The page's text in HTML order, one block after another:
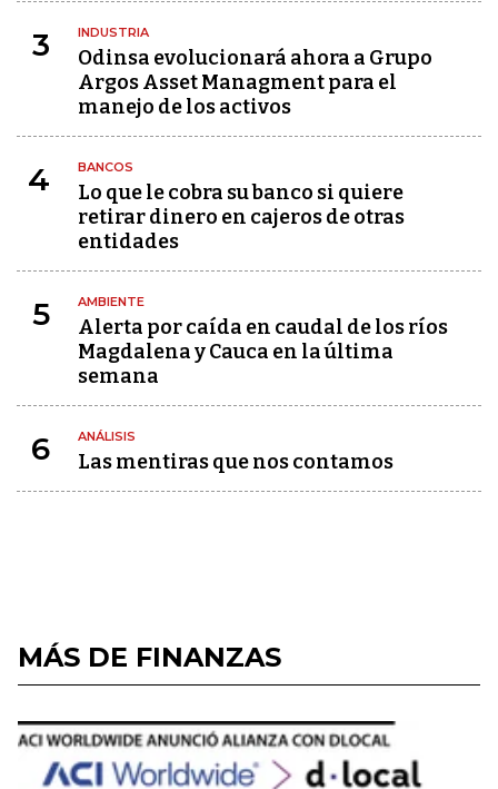
3 INDUSTRIA
Odinsa evolucionará ahora a Grupo
Argos Asset Managment para el
manejo de los activos
4 BANCOS
Lo que le cobra su banco si quiere
retirar dinero en cajeros de otras
entidades
5 AMBIENTE
Alerta por caída en caudal de los ríos
Magdalena y Cauca en la última
semana
6 ANÁLISIS
Las mentiras que nos contamos
MÁS DE FINANZAS